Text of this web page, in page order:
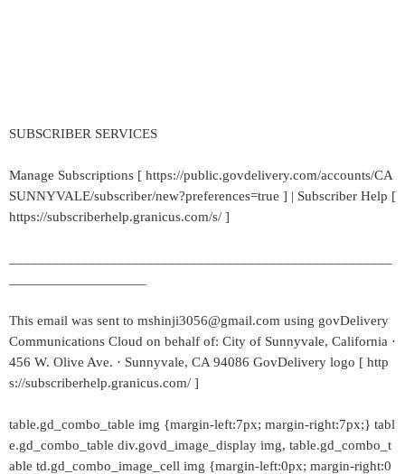
SUBSCRIBER SERVICES
Manage Subscriptions [ https://public.govdelivery.com/accounts/CA
SUNNYVALE/subscriber/new?preferences=true ] | Subscriber Help [
https://subscriberhelp.granicus.com/s/ ]
This email was sent to mshinji3056@gmail.com using govDelivery
Communications Cloud on behalf of: City of Sunnyvale, California ·
456 W. Olive Ave. · Sunnyvale, CA 94086 GovDelivery logo [ http
s://subscriberhelp.granicus.com/ ]
table.gd_combo_table img {margin-left:7px; margin-right:7px;} tabl
e.gd_combo_table div.govd_image_display img, table.gd_combo_t
able td.gd_combo_image_cell img {margin-left:0px; margin-right:0